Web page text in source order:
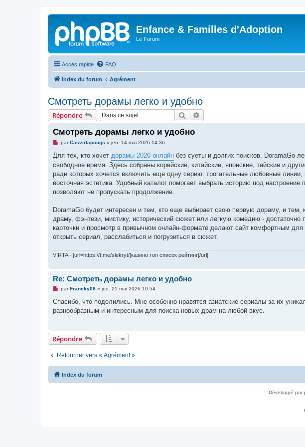
Enfance & Familles d'Adoption
Le Forum
Accès rapide FAQ
Index du forum Agrément
Смотреть дорамы легко и удобно
Répondre Rechercher
Смотреть дорамы легко и удобно
M
s
a
g
e
n
o
n
u
parCasvirtapougs » jeu. 14 mai 2026 14:36
Для тех, кто хочет дорамы 2026 онлайн без суеты и долгих поисков, DoramaGo
свободное время. Здесь собраны корейские, китайские, японские, тайские и
ради которых хочется включить еще одну серию: трогательные любовные
восточная эстетика. Удобный каталог помогает выбрать историю под
позволяют не пропускать продолжение.
DoramaGo будет интересен и тем, кто еще выбирает свою первую дораму, и
драму, фэнтези, мистику, исторический сюжет или легкую комедию - достаточно
карточки и просмотр в привычном онлайн-формате делают сайт комфортным для
открыть сериал, расслабиться и погрузиться в сюжет.
VIRTA - [url=https://t.me/slekryt/]казино топ список рейтинг[/url]
Re: Смотреть дорамы легко и удобно
M
s
a
o
n
u
parFrancky08» jeu. 21 mai 2026 10:54
Спасибо, что поделились. Мне особенно нравятся азиатские сериалы за их
разнообразным и интересным для поиска новых драм на любой вкус.
Répondre
Retourner vers « Agrément »
Index du forum
Développé par